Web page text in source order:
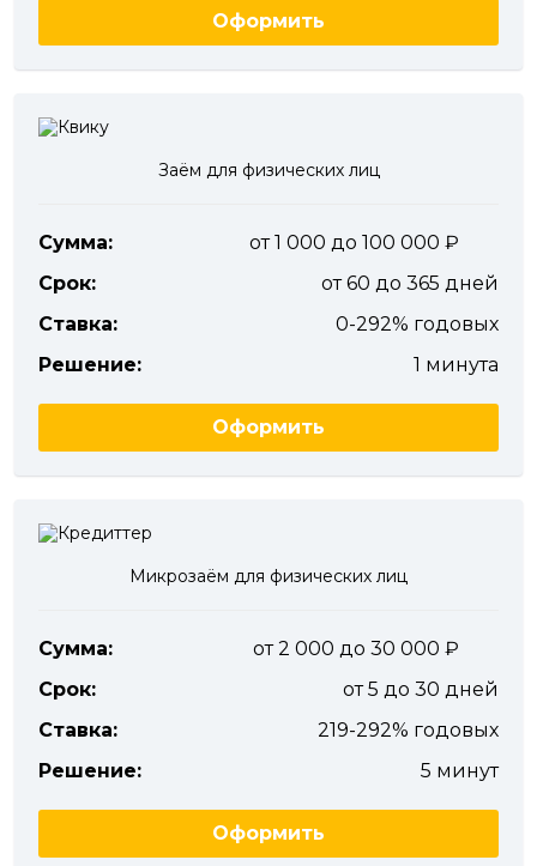
Оформить
Заём для физических лиц
Сумма:
от 1 000 до 100 000
Срок:
от 60 до 365 дней
Ставка:
0-292% годовых
Решение:
1 минута
Оформить
Микрозаём для физических лиц
Сумма:
от 2 000 до 30 000
Срок:
от 5 до 30 дней
Ставка:
219-292% годовых
Решение:
5 минут
Оформить